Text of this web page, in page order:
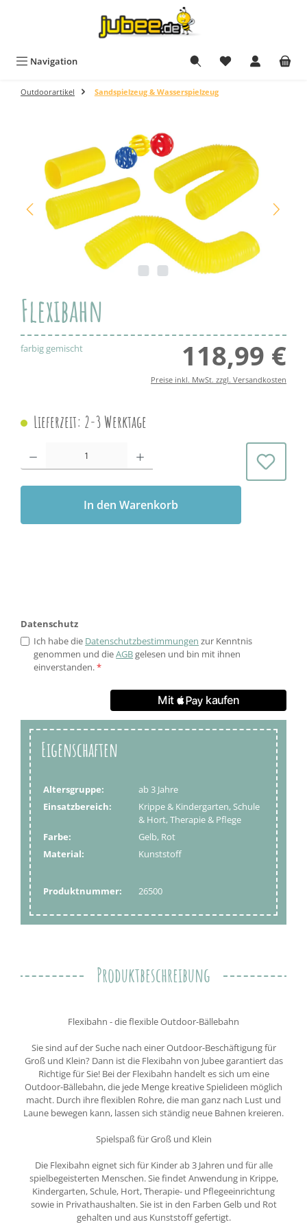
Navigation
Outdoorartikel Sandspielzeug & Wasserspielzeug
Flexibahn
farbig gemischt 118,99 €
Preise inkl. MwSt. zzgl. Versandkosten
Lieferzeit: 2-3 Werktage
Produkt Anzahl: Gib den gewünschten Wert ein oder benutze die
In den Warenkorb
Datenschutz
Ich habe die Datenschutzbestimmungen zur Kenntnis
genommen und dieAGBgelesen und bin mit ihnen
einverstanden.*
Eigenschaften
Altersgruppe:
ab 3 Jahre
Einsatzbereich:
Krippe & Kindergarten, Schule
& Hort, Therapie & Pflege
Farbe:
Gelb, Rot
Material:
Kunststoff
Produktnummer: 26500
Produktbeschreibung
Flexibahn - die flexible Outdoor-Bällebahn
Sie sind auf der Suche nach einer Outdoor-Beschäftigung für
Groß und Klein? Dann ist die Flexibahn von Jubee garantiert das
Richtige für Sie! Bei der Flexibahn handelt es sich um eine
Outdoor-Bällebahn, die jede Menge kreative Spielideen möglich
macht. Durch ihre flexiblen Rohre, die man ganz nach Lust und
Laune bewegen kann, lassen sich ständig neue Bahnen kreieren.
Spielspaß für Groß und Klein
Die Flexibahn eignet sich für Kinder ab 3 Jahren und für alle
spielbegeisterten Menschen. Sie findet Anwendung in Krippe,
Kindergarten, Schule, Hort, Therapie- und Pflegeeinrichtung
sowie in Privathaushalten. Sie ist in den Farben Gelb und Rot
gehalten und aus Kunststoff gefertigt.